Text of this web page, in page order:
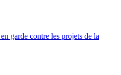
garde contre les projets de la